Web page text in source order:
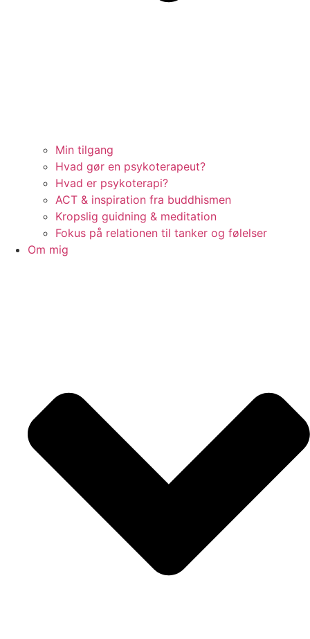
Min tilgang
Hvad gør en psykoterapeut?
Hvad er psykoterapi?
ACT & inspiration fra buddhismen
Kropslig guidning & meditation
Fokus på relationen til tanker og følelser
Om mig